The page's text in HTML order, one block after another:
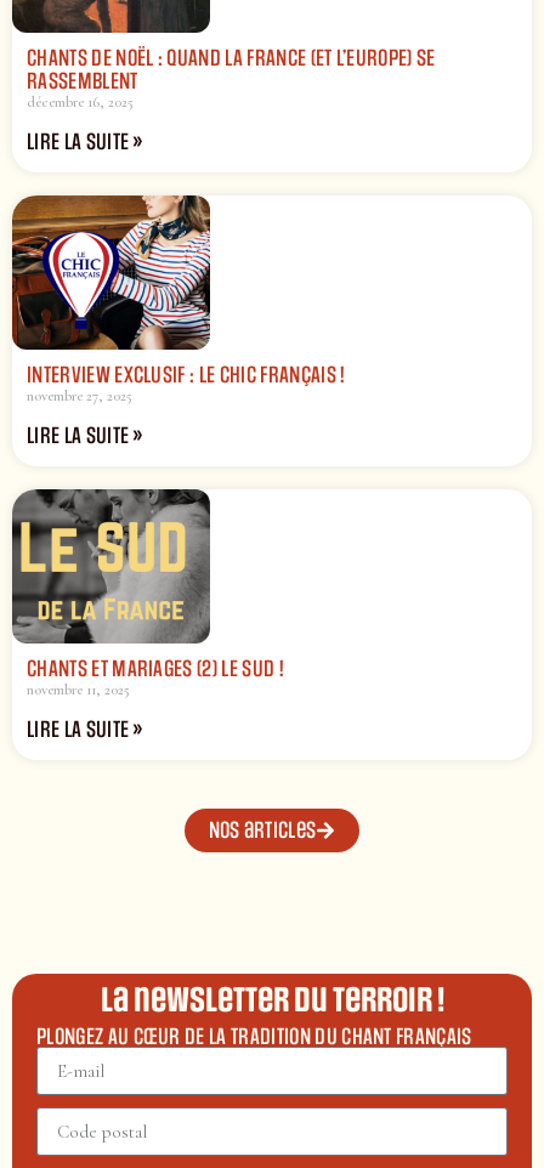
CHANTS DE NOËL : QUAND LA FRANCE (ET L’EUROPE) SE
RASSEMBLENT
décembre 16, 2025
LIRE LA SUITE »
INTERVIEW EXCLUSIF : LE CHIC FRANÇAIS !
novembre 27, 2025
LIRE LA SUITE »
CHANTS ET MARIAGES (2) LE SUD !
novembre 11, 2025
LIRE LA SUITE »
Nos articles
La newsletter du terroir !
PLONGEZ AU CŒUR DE LA TRADITION DU CHANT FRANÇAIS